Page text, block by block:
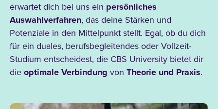
erwartet dich bei uns ein persönliches
Auswahlverfahren, das deine Stärken und
Potenziale in den Mittelpunkt stellt. Egal, ob du dich
für ein duales, berufsbegleitendes oder Vollzeit-
Studium entscheidest, die CBS University bietet dir
die optimale Verbindung von Theorie und Praxis.